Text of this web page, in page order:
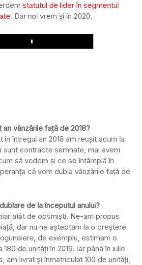
statutul de lider în segmentul
. Dar noi vrem și în 2020.
Play
vânzările față de 2018?
în întregul an 2018 am reușit acum la
sunt contracte semnate, mai avem
să vedem și ce se întâmplă în
că vom dubla vânzările față de
de la începutul anului?
atât de optimiști. Ne-am propus
dar nu ne așteptam la o creștere
de exemplu, estimam o
de unități în 2019. Iar până în iulie
am livrat și înmatriculat 100 de unități,